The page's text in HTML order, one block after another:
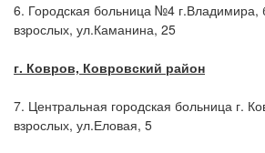
6. Городская больница №4 г.Владимира,
взрослых, ул.Каманина, 25
г. Ковров, Ковровский район
7. Центральная городская больница г.
взрослых, ул.Еловая, 5